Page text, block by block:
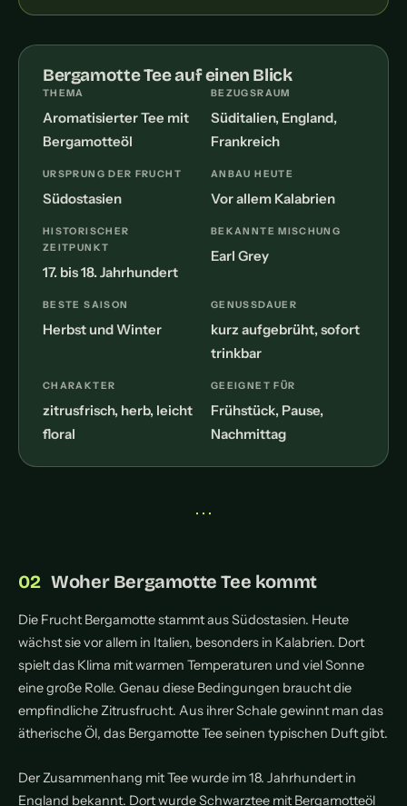
Bergamotte Tee auf einen Blick
THEMA
Aromatisierter Tee mit
Bergamotteöl
BEZUGSRAUM
Süditalien, England,
Frankreich
URSPRUNG DER FRUCHT
Südostasien
ANBAU HEUTE
Vor allem Kalabrien
HISTORISCHER
ZEITPUNKT
17. bis 18. Jahrhundert
BEKANNTE MISCHUNG
Earl Grey
BESTE SAISON
Herbst und Winter
GENUSSDAUER
kurz aufgebrüht, sofort
trinkbar
CHARAKTER
zitrusfrisch, herb, leicht
floral
GEEIGNET FÜR
Frühstück, Pause,
Nachmittag
• • •
Woher Bergamotte Tee kommt
Die Frucht Bergamotte stammt aus Südostasien. Heute
wächst sie vor allem in Italien, besonders in Kalabrien. Dort
spielt das Klima mit warmen Temperaturen und viel Sonne
eine große Rolle. Genau diese Bedingungen braucht die
empfindliche Zitrusfrucht. Aus ihrer Schale gewinnt man das
ätherische Öl, das Bergamotte Tee seinen typischen Duft gibt.
Der Zusammenhang mit Tee wurde im 18. Jahrhundert in
England bekannt. Dort wurde Schwarztee mit Bergamotteöl